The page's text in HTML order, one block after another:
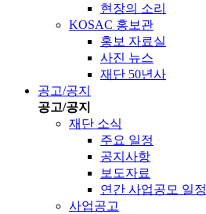
현장의 소리
KOSAC 홍보관
홍보 자료실
사진 뉴스
재단 50년사
공고/공지
공고/공지
재단 소식
주요 일정
공지사항
보도자료
연간 사업공모 일정
사업공고